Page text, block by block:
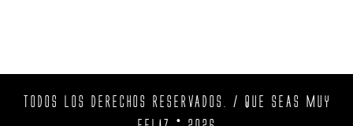
TODOS LOS DERECHOS RESERVADOS. / QUE SEAS MUY